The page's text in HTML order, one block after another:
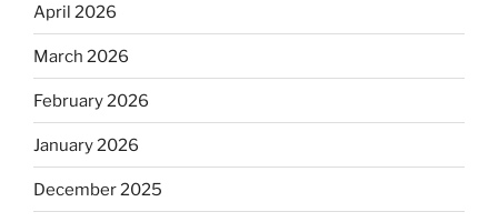
April 2026
March 2026
February 2026
January 2026
December 2025